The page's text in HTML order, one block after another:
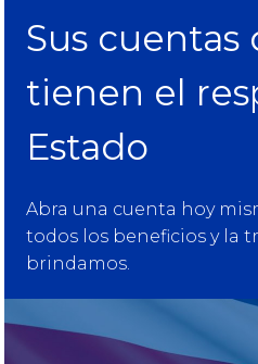
Sus cuentas
tienen el
Estado
Abra una cuenta hoy
todos los beneficios y la
brindamos.